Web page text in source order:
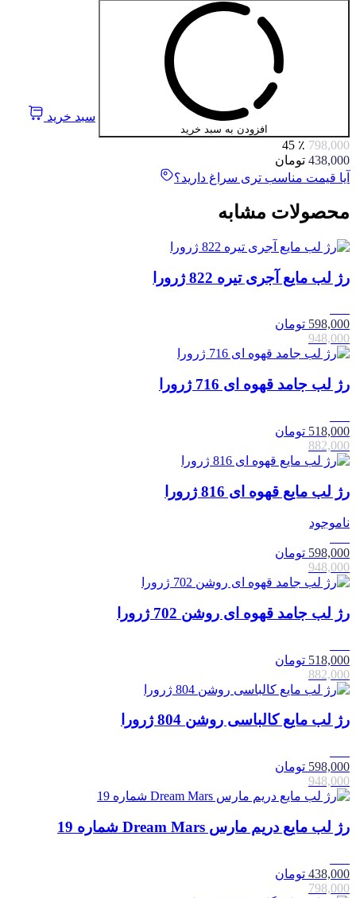
افزودن به سبد خرید
سبد خرید
798,000 ٪ 45
438,000 تومان
آیا قیمت مناسب تری سراغ دارید؟
محصولات مشابه
رژ لب مایع آجری تیره 822 ژرورا
598,000 تومان
948,000
رژ لب جامد قهوه ای 716 ژرورا
518,000 تومان
882,000
رژ لب مایع قهوه ای 816 ژرورا
ناموجود
598,000 تومان
948,000
رژ لب جامد قهوه ای روشن 702 ژرورا
518,000 تومان
882,000
رژ لب مایع کالباسی روشن 804 ژرورا
598,000 تومان
948,000
رژ لب مایع دریم مارس Dream Mars شماره 19
438,000 تومان
798,000